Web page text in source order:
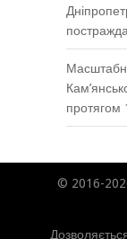
протягом
© 2016-